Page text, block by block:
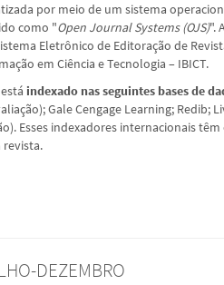
por meio de um sistema
como "Open Journal Systems (OJS)".
Eletrônico de Editoração de
em Ciência e Tecnologia – IBICT.
indexado nas seguintes bases de
Gale Cengage Learning; Redib;
Esses indexadores internacionais
DEZEMBRO